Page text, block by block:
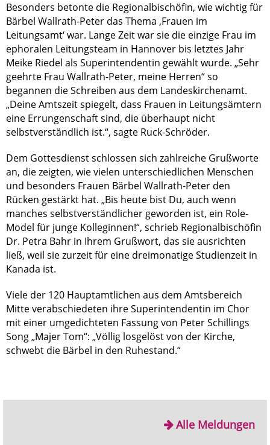
Besonders betonte die Regionalbischöfin, wie wichtig für
Bärbel Wallrath-Peter das Thema ‚Frauen im
Leitungsamt‘ war. Lange Zeit war sie die einzige Frau im
ephoralen Leitungsteam in Hannover bis letztes Jahr
Meike Riedel als Superintendentin gewählt wurde. „Sehr
geehrte Frau Wallrath-Peter, meine Herren“ so
begannen die Schreiben aus dem Landeskirchenamt.
„Deine Amtszeit spiegelt, dass Frauen in Leitungsämtern
eine Errungenschaft sind, die überhaupt nicht
selbstverständlich ist.“, sagte Ruck-Schröder.
Dem Gottesdienst schlossen sich zahlreiche Grußworte
an, die zeigten, wie vielen unterschiedlichen Menschen
und besonders Frauen Bärbel Wallrath-Peter den
Rücken gestärkt hat. „Bis heute bist Du, auch wenn
manches selbstverständlicher geworden ist, ein Role-
Model für junge Kolleginnen!“, schrieb Regionalbischöfin
Dr. Petra Bahr in Ihrem Grußwort, das sie ausrichten
ließ, weil sie zurzeit für eine dreimonatige Studienzeit in
Kanada ist.
Viele der 120 Hauptamtlichen aus dem Amtsbereich
Mitte verabschiedeten ihre Superintendentin im Chor
mit einer umgedichteten Fassung von Peter Schillings
Song „Majer Tom“: „Völlig losgelöst von der Kirche,
schwebt die Bärbel in den Ruhestand.“
Alle Meldungen